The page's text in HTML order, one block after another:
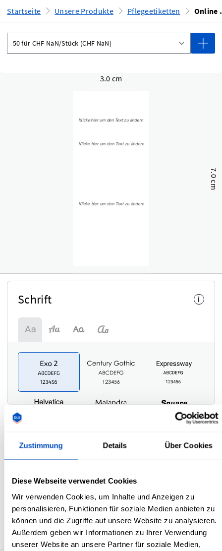
Zustimmung Details Über Cookies
Diese Webseite verwendet Cookies
Wir verwenden Cookies, um Inhalte und Anzeigen zu
personalisieren, Funktionen für soziale Medien anbieten zu
können und die Zugriffe auf unsere Website zu analysieren.
Außerdem geben wir Informationen zu Ihrer Verwendung
unserer Website an unsere Partner für soziale Medien,
Startseite Unsere Produkte Pflegeetiketten
Schrift i
Symbol
Symbol
3.0 cm
7.0 cm